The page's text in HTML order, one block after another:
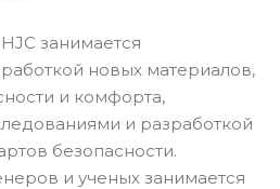
занимается
новых материалов,
и комфорта,
и разработкой
безопасности.
и ученых занимается